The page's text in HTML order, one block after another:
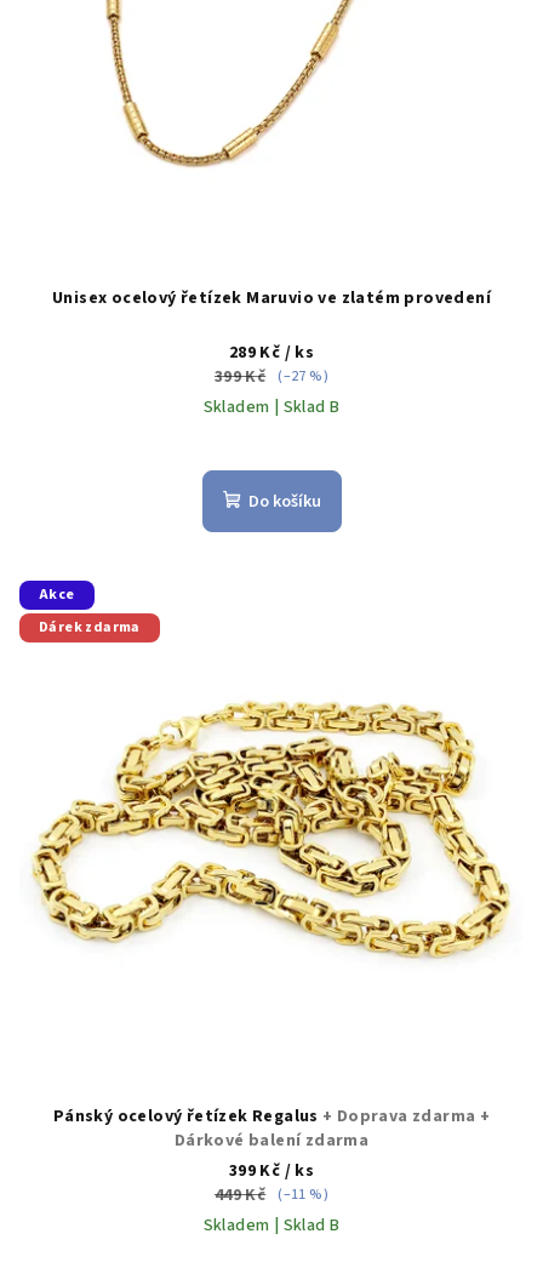
Unisex ocelový řetízek Maruvio ve zlatém provedení
289 Kč / ks
399 Kč (–27 %)
Skladem | Sklad B
Do košíku
Akce
Dárek zdarma
Pánský ocelový řetízek Regalus + Doprava zdarma +
Dárkové balení zdarma
399 Kč / ks
449 Kč (–11 %)
Skladem | Sklad B